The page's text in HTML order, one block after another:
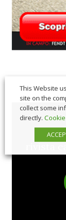
rivista
This Website
site on the
collect some
directly.